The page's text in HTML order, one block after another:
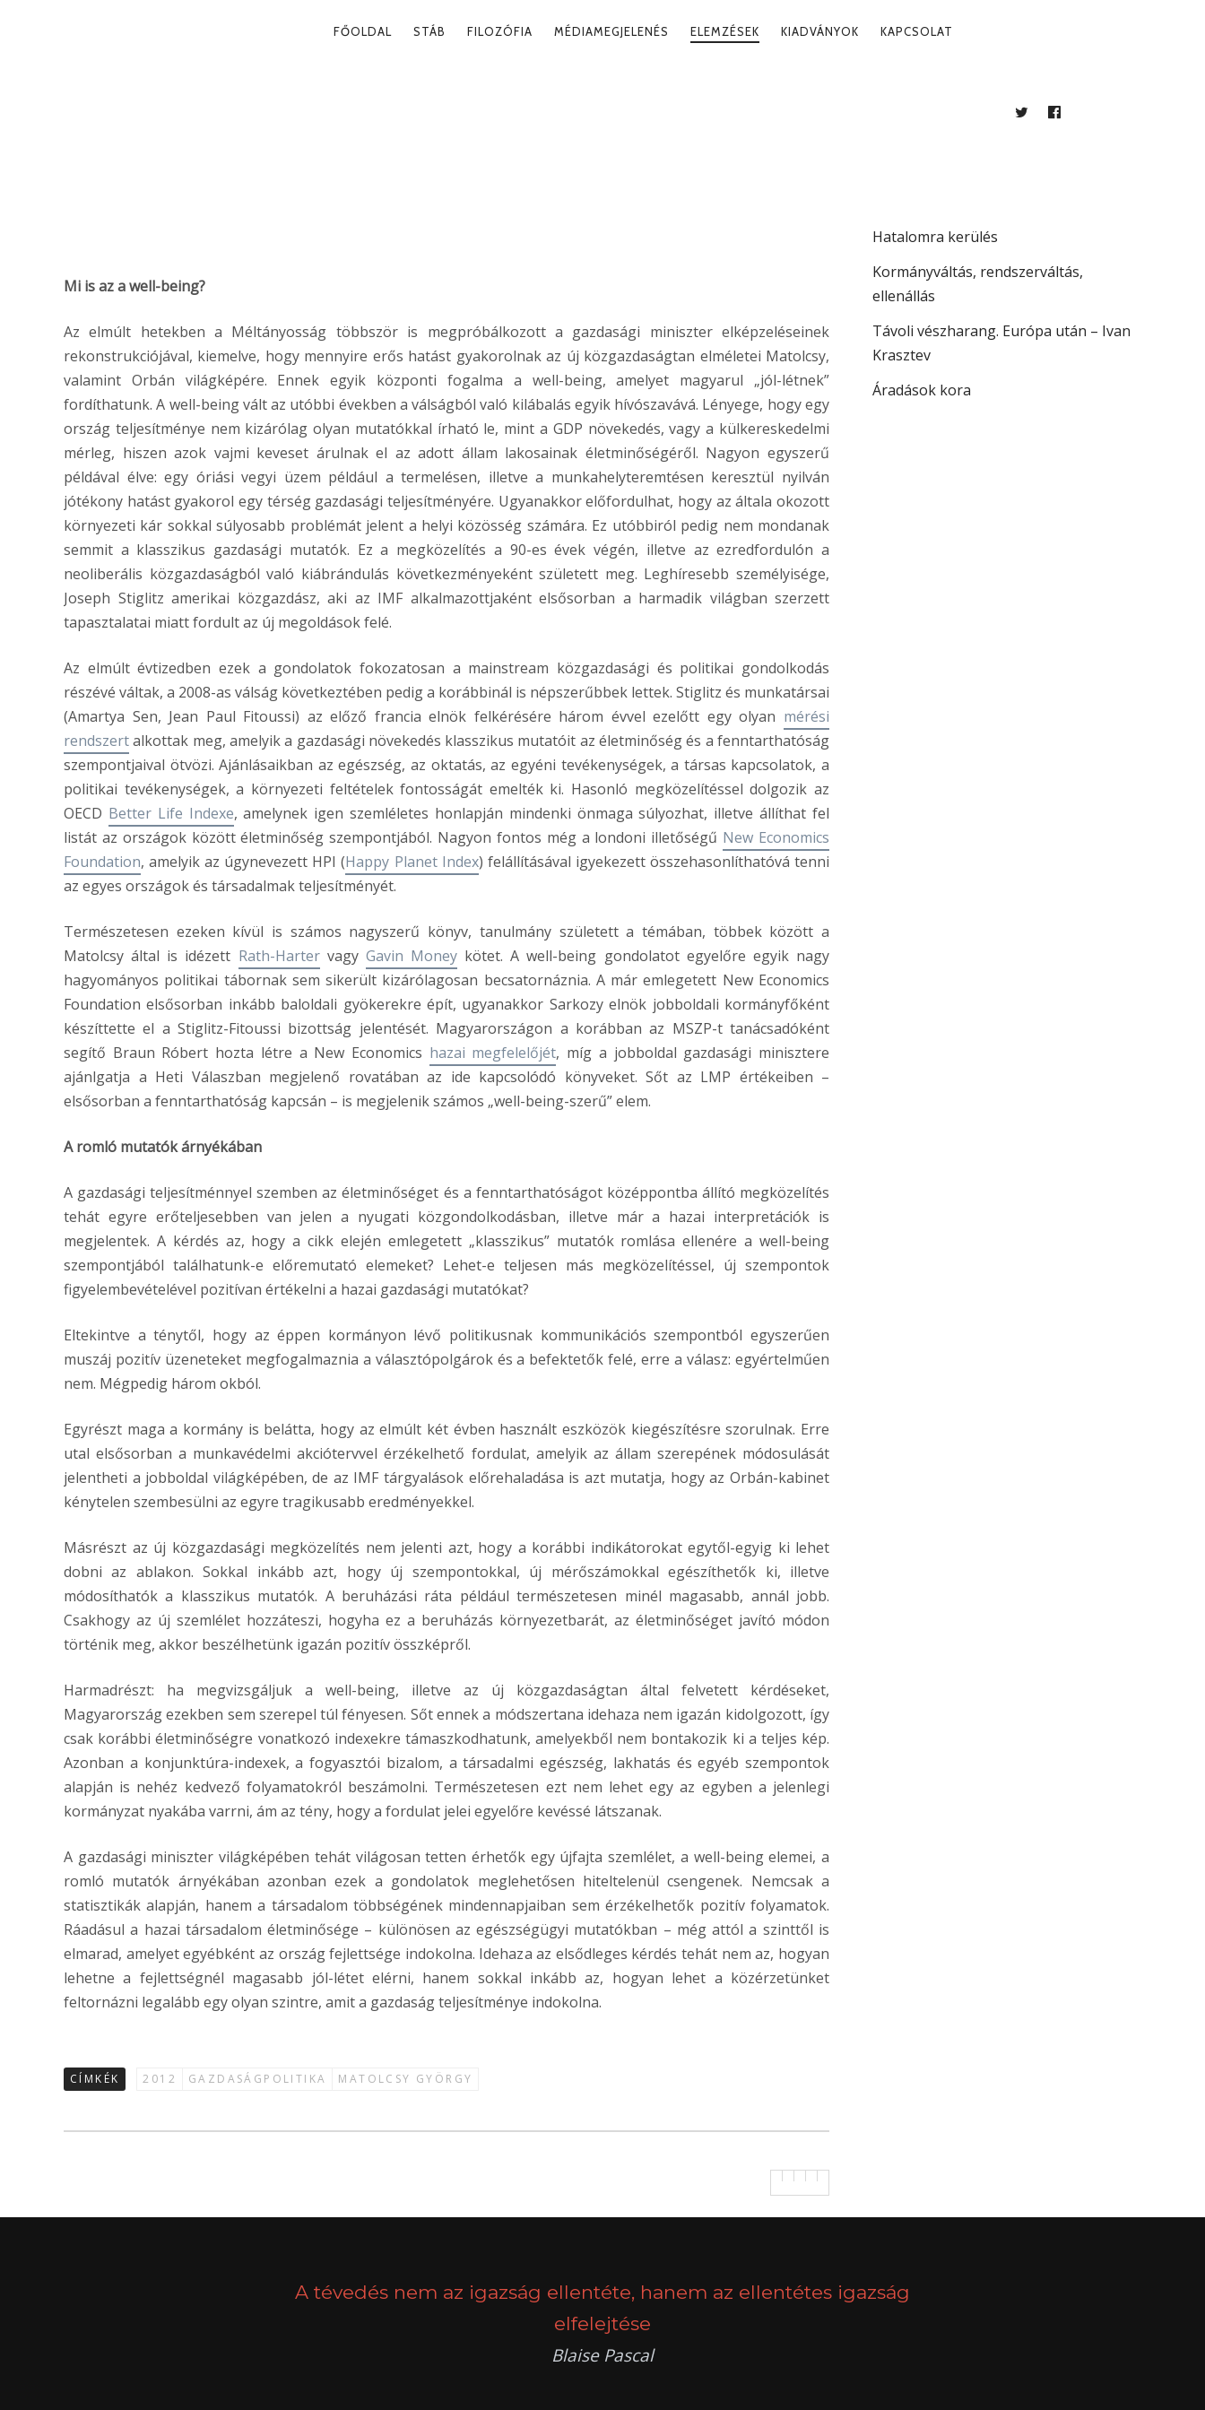
PRIMARY
FŐOLDAL STÁB FILOZÓFIA MÉDIAMEGJELENÉS ELEMZÉSEK KIADVÁNYOK KAPCSOLAT
TWITTERFACEBOOK
Mi is az a well-being?
Az elmúlt hetekben a Méltányosság többször is megpróbálkozott a gazdasági miniszter elképzeléseinek
rekonstrukciójával, kiemelve, hogy mennyire erős hatást gyakorolnak az új közgazdaságtan elméletei Matolcsy,
valamint Orbán világképére. Ennek egyik központi fogalma a well-being, amelyet magyarul „jól-létnek”
fordíthatunk. A well-being vált az utóbbi években a válságból való kilábalás egyik hívószavává. Lényege, hogy egy
ország teljesítménye nem kizárólag olyan mutatókkal írható le, mint a GDP növekedés, vagy a külkereskedelmi
mérleg, hiszen azok vajmi keveset árulnak el az adott állam lakosainak életminőségéről. Nagyon egyszerű
példával élve: egy óriási vegyi üzem például a termelésen, illetve a munkahelyteremtésen keresztül nyilván
jótékony hatást gyakorol egy térség gazdasági teljesítményére. Ugyanakkor előfordulhat, hogy az általa okozott
környezeti kár sokkal súlyosabb problémát jelent a helyi közösség számára. Ez utóbbiról pedig nem mondanak
semmit a klasszikus gazdasági mutatók. Ez a megközelítés a 90-es évek végén, illetve az ezredfordulón a
neoliberális közgazdaságból való kiábrándulás következményeként született meg. Leghíresebb személyisége,
Joseph Stiglitz amerikai közgazdász, aki az IMF alkalmazottjaként elsősorban a harmadik világban szerzett
tapasztalatai miatt fordult az új megoldások felé.
Az elmúlt évtizedben ezek a gondolatok fokozatosan a mainstream közgazdasági és politikai gondolkodás
részévé váltak, a 2008-as válság következtében pedig a korábbinál is népszerűbbek lettek. Stiglitz és munkatársai
(Amartya Sen, Jean Paul Fitoussi) az előző francia elnök felkérésére három évvel ezelőtt egy olyan mérési
rendszertalkottak meg, amelyik a gazdasági növekedés klasszikus mutatóit az életminőség és a fenntarthatóság
szempontjaival ötvözi. Ajánlásaikban az egészség, az oktatás, az egyéni tevékenységek, a társas kapcsolatok, a
politikai tevékenységek, a környezeti feltételek fontosságát emelték ki. Hasonló megközelítéssel dolgozik az
OECD Better Life Indexe, amelynek igen szemléletes honlapján mindenki önmaga súlyozhat, illetve állíthat fel
listát az országok között életminőség szempontjából. Nagyon fontos még a londoni illetőségű New Economics
Foundation, amelyik az úgynevezett HPI (Happy Planet Index) felállításával igyekezett összehasonlíthatóvá tenni
az egyes országok és társadalmak teljesítményét.
Természetesen ezeken kívül is számos nagyszerű könyv, tanulmány született a témában, többek között a
Matolcsy által is idézett Rath-Hartervagy Gavin Money kötet. A well-being gondolatot egyelőre egyik nagy
hagyományos politikai tábornak sem sikerült kizárólagosan becsatornáznia. A már emlegetett New Economics
Foundation elsősorban inkább baloldali gyökerekre épít, ugyanakkor Sarkozy elnök jobboldali kormányfőként
készíttette el a Stiglitz-Fitoussi bizottság jelentését. Magyarországon a korábban az MSZP-t tanácsadóként
segítő Braun Róbert hozta létre a New Economics hazai megfelelőjét, míg a jobboldal gazdasági minisztere
ajánlgatja a Heti Válaszban megjelenő rovatában az ide kapcsolódó könyveket. Sőt az LMP értékeiben –
elsősorban a fenntarthatóság kapcsán – is megjelenik számos „well-being-szerű” elem.
A romló mutatók árnyékában
A gazdasági teljesítménnyel szemben az életminőséget és a fenntarthatóságot középpontba állító megközelítés
tehát egyre erőteljesebben van jelen a nyugati közgondolkodásban, illetve már a hazai interpretációk is
megjelentek. A kérdés az, hogy a cikk elején emlegetett „klasszikus” mutatók romlása ellenére a well-being
szempontjából találhatunk-e előremutató elemeket? Lehet-e teljesen más megközelítéssel, új szempontok
figyelembevételével pozitívan értékelni a hazai gazdasági mutatókat?
Eltekintve a ténytől, hogy az éppen kormányon lévő politikusnak kommunikációs szempontból egyszerűen
muszáj pozitív üzeneteket megfogalmaznia a választópolgárok és a befektetők felé, erre a válasz: egyértelműen
nem. Mégpedig három okból.
Egyrészt maga a kormány is belátta, hogy az elmúlt két évben használt eszközök kiegészítésre szorulnak. Erre
utal elsősorban a munkavédelmi akciótervvel érzékelhető fordulat, amelyik az állam szerepének módosulását
jelentheti a jobboldal világképében, de az IMF tárgyalások előrehaladása is azt mutatja, hogy az Orbán-kabinet
kénytelen szembesülni az egyre tragikusabb eredményekkel.
Másrészt az új közgazdasági megközelítés nem jelenti azt, hogy a korábbi indikátorokat egytől-egyig ki lehet
dobni az ablakon. Sokkal inkább azt, hogy új szempontokkal, új mérőszámokkal egészíthetők ki, illetve
módosíthatók a klasszikus mutatók. A beruházási ráta például természetesen minél magasabb, annál jobb.
Csakhogy az új szemlélet hozzáteszi, hogyha ez a beruházás környezetbarát, az életminőséget javító módon
történik meg, akkor beszélhetünk igazán pozitív összképről.
Harmadrészt: ha megvizsgáljuk a well-being, illetve az új közgazdaságtan által felvetett kérdéseket,
Magyarország ezekben sem szerepel túl fényesen. Sőt ennek a módszertana idehaza nem igazán kidolgozott, így
csak korábbi életminőségre vonatkozó indexekre támaszkodhatunk, amelyekből nem bontakozik ki a teljes kép.
Azonban a konjunktúra-indexek, a fogyasztói bizalom, a társadalmi egészség, lakhatás és egyéb szempontok
alapján is nehéz kedvező folyamatokról beszámolni. Természetesen ezt nem lehet egy az egyben a jelenlegi
kormányzat nyakába varrni, ám az tény, hogy a fordulat jelei egyelőre kevéssé látszanak.
A gazdasági miniszter világképében tehát világosan tetten érhetők egy újfajta szemlélet, a well-being elemei, a
romló mutatók árnyékában azonban ezek a gondolatok meglehetősen hiteltelenül csengenek. Nemcsak a
statisztikák alapján, hanem a társadalom többségének mindennapjaiban sem érzékelhetők pozitív folyamatok.
Ráadásul a hazai társadalom életminősége – különösen az egészségügyi mutatókban – még attól a szinttől is
elmarad, amelyet egyébként az ország fejlettsége indokolna. Idehaza az elsődleges kérdés tehát nem az, hogyan
lehetne a fejlettségnél magasabb jól-létet elérni, hanem sokkal inkább az, hogyan lehet a közérzetünket
feltornázni legalább egy olyan szintre, amit a gazdaság teljesítménye indokolna.
CÍMKÉK 2012 GAZDASÁGPOLITIKA MATOLCSY GYÖRGY
Hatalomra kerülés
Kormányváltás, rendszerváltás,
ellenállás
Távoli vészharang. Európa után – Ivan
Krasztev
Áradások kora
A tévedés nem az igazság ellentéte, hanem az ellentétes igazság
elfelejtése
Blaise Pascal